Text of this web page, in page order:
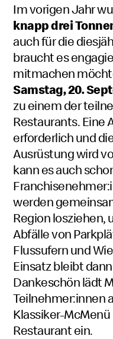
Im vorigen Jahr
knapp drei
auch für die
braucht es
mitmachen
Samstag, 20.
zu einem der
Restaurants. Eine
erforderlich und
Ausrüstung wird
kann es auch
werden
Region losziehen,
Abfälle von
Flussufern und
Einsatz bleibt
Dankeschön lädt
Teilnehmer:innen
Klassiker-
Restaurant ein.